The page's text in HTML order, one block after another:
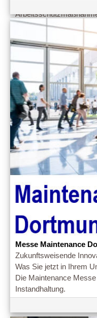
Messe Maintenance
Zukunftsweisende
Was Sie jetzt in Ihrem
Die Maintenance
Instandhaltung.